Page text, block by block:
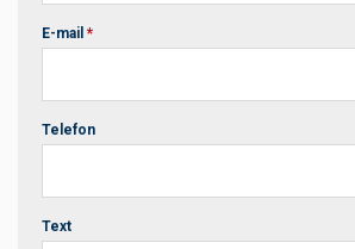
E-mail *
Telefon
Text